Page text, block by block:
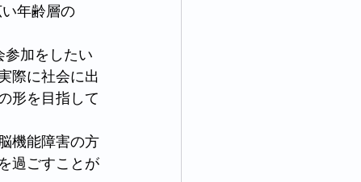
年齢層の
参加をしたい
際に社会に出
形を目指して
機能障害の方
過ごすことが